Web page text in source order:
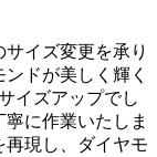
イズ変更を承り
ドが美しく輝く
イズアップでし
に作業いたしま
再現し、ダイヤモ